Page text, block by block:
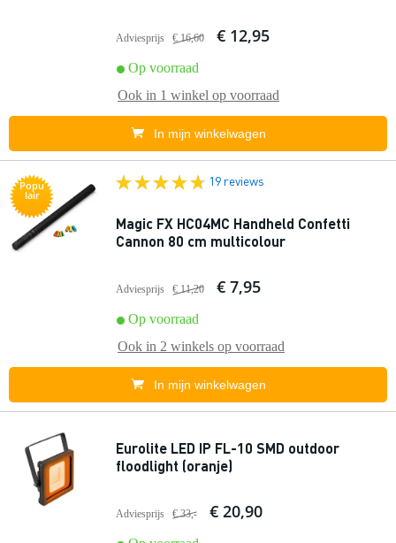
Adviesprijs € 16,60 € 12,95
Op voorraad
Ook in 1 winkel op voorraad
In mijn winkelwagen
Popu
lair
19 reviews
Magic FX HC04MC Handheld Confetti
Cannon 80 cm multicolour
Adviesprijs € 11,20 € 7,95
Op voorraad
Ook in 2 winkels op voorraad
In mijn winkelwagen
Eurolite LED IP FL-10 SMD outdoor
floodlight (oranje)
Adviesprijs € 33,- € 20,90